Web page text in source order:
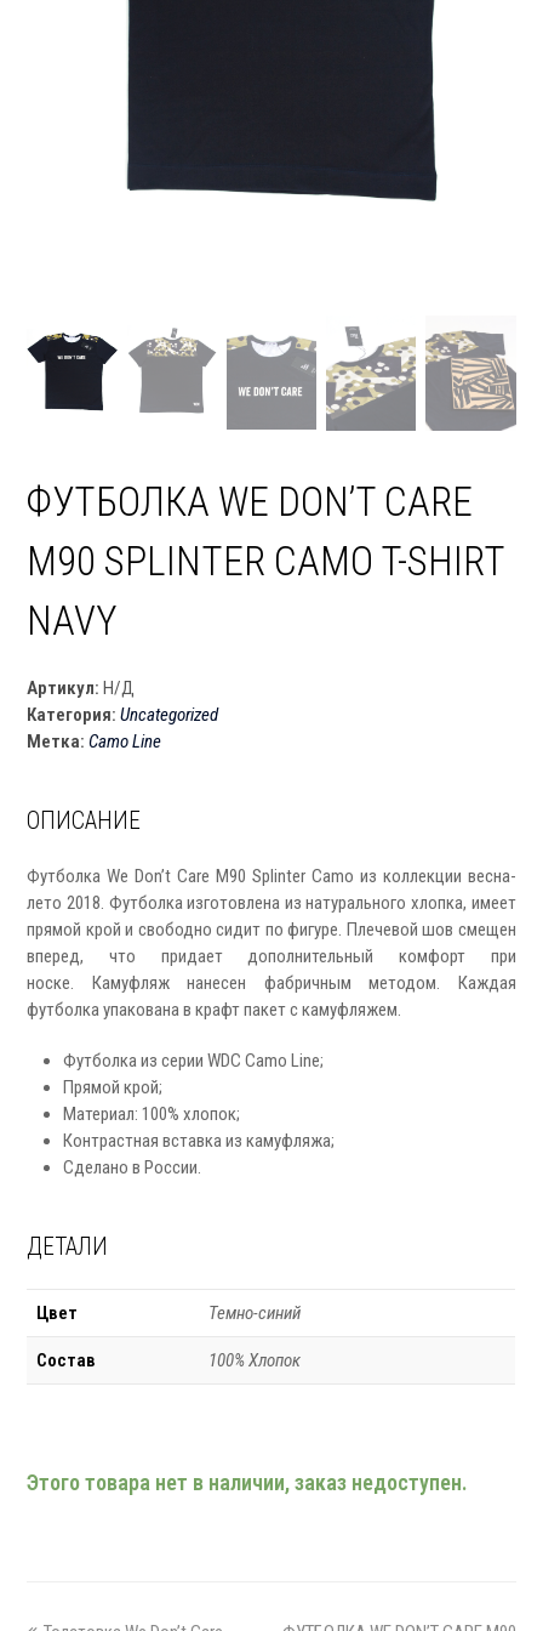
ФУТБОЛКА WE DON’T CARE
M90 SPLINTER CAMO T-SHIRT
NAVY
Артикул:Н/Д
Категория:Uncategorized
Метка:Camo Line
ОПИСАНИЕ
Футболка We Don’t Care M90 Splinter Camo из коллекции весна-
лето 2018. Футболка изготовлена из натурального хлопка, имеет
прямой крой и свободно сидит по фигуре. Плечевой шов смещен
вперед, что придает дополнительный комфорт при
носке. Камуфляж нанесен фабричным методом. Каждая
футболка упакована в крафт пакет с камуфляжем.
Футболка из серии WDC Camo Line;
Прямой крой;
Материал: 100% хлопок;
Контрастная вставка из камуфляжа;
Сделано в России.
ДЕТАЛИ
Цвет Темно-синий
Состав 100% Хлопок
Этого товара нет в наличии, заказ недоступен.